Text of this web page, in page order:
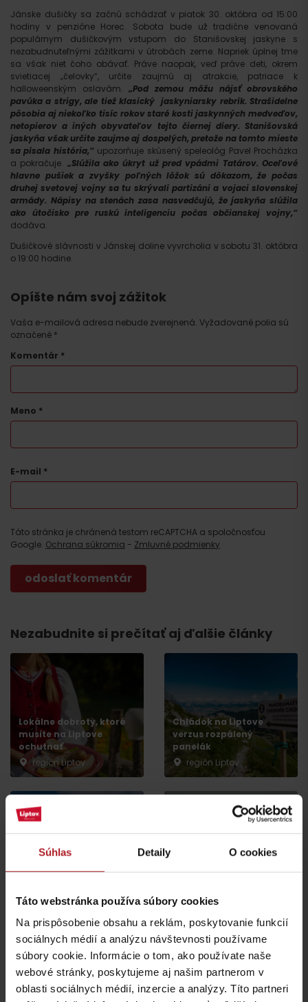
Súhlas Detaily O cookies
Táto webstránka používa súbory cookies
Na prispôsobenie obsahu a reklám, poskytovanie funkcií
sociálnych médií a analýzu návštevnosti používame
súbory cookie. Informácie o tom, ako používate naše
webové stránky, poskytujeme aj našim partnerom v
oblasti sociálnych médií, inzercie a analýzy. Títo partneri
Jánske dušičky sa začnú schádzať v piatok 30. októbra od 15:00
hodiny v penzióne Horec. Sobota bude už tradične venovaná
populárnym dušičkovým vstupom do Stanišovskej jaskyne s
nezabudnuteľnými zážitkami v útrobách zeme. Napriek úplnej tme
sa však niet čoho obávať. Práve naopak, veď práve deti, okrem
svietiacej „čelovky“, určite zaujmú aj atrakcie, patriace k
halloweenským oslavám. „Pod zemou môžu nájsť obrovského
pavúka a strigy, ale tiež klasický jaskyniarsky rebrík. Strašidelne
pôsobia aj niekoľko tisíc rokov staré kosti jaskynných medveďov,
netopierov a iných obyvateľov tejto čiernej diery. Stanišovská
jaskyňa však určite zaujme aj dospelých, pretože na tomto mieste
sa písala história,“upozorňuje skúsený speleológ Pavel Procházka
a pokračuje. „Slúžila ako úkryt už pred vpádmi Tatárov. Oceľové
hlavne pušiek a zvyšky poľných lôžok sú dôkazom, že počas
druhej svetovej vojny sa tu skrývali partizáni a vojaci slovenskej
armády. Nápisy na stenách zasa nasvedčujú, že jaskyňa slúžila
ako útočisko pre ruskú inteligenciu počas občianskej vojny,“
dodáva.
Dušičkové slávnosti v Jánskej doline vyvrcholia v sobotu 31. októbra
o 19:00 hodine.
Opíšte nám svoj zážitok
Vaša e-mailová adresa nebude zverejnená. Vyžadované polia sú
označené *
Komentár *
Meno *
E-mail *
Táto stránka je chránená testom reCAPTCHA a spoločnosťou
Google. Ochrana súkromia - Zmluvné podmienky
Nezabudnite si prečítať aj ďalšie články
Lokálne dobroty, ktoré
musíte na Liptove
ochutnať
región Liptov
Chládok na Liptove
verzus rozpálený
panelák
región Liptov
Leto v Demänovskej
doline: Miesto, kde sa
zabavia deti a oddýchnu
Jasná
Na Liptove pribudla
nová atrakcia, medzi
stromami vyrástli
Iné lokality
Nová výstava Sanctus
Nicolaus 1286 v
Najkrajšie rodinné
Príchod